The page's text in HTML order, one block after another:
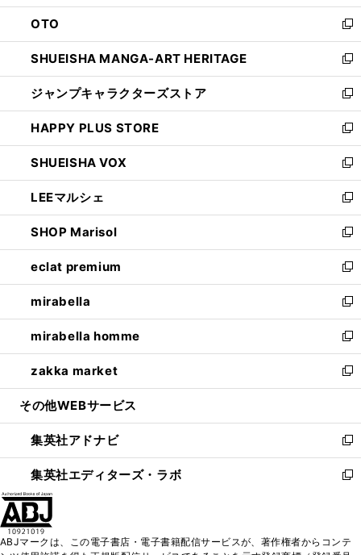
ウ
で
開
く
ン
ド
ウ
で
開
く
OTO
新
し
い
ウ
ィ
ン
ド
ウ
で
開
く
SHUEISHA MANGA-ART HERITAGE
新
し
い
ウ
ィ
ン
ド
ウ
で
開
く
ジャンプキャラクターズストア
新
し
い
ウ
ィ
ン
ド
ウ
で
開
く
HAPPY PLUS STORE
新
し
い
ウ
ィ
ン
ド
ウ
で
開
く
SHUEISHA VOX
新
し
い
ウ
ィ
ン
ド
ウ
で
開
く
LEEマルシェ
新
し
い
ウ
ィ
ン
ド
ウ
で
開
く
SHOP Marisol
新
し
い
ウ
ィ
ン
ド
ウ
で
開
eclat premium
新
し
い
ウ
ィ
ン
ド
ウ
開
く
mirabella
新
し
い
ウ
ィ
ン
ウ
で
開
く
mirabella homme
新
し
い
ウ
ン
ド
ウ
で
zakka market
新
し
ウ
ィ
ン
ド
く
その他WEBサービス
集英社アドナビ
新
し
い
ド
集英社エディターズ・ラボ
新
ィ
ABJマークは、この電子書店・電子書籍配信サービスが、著作権者からコンテ